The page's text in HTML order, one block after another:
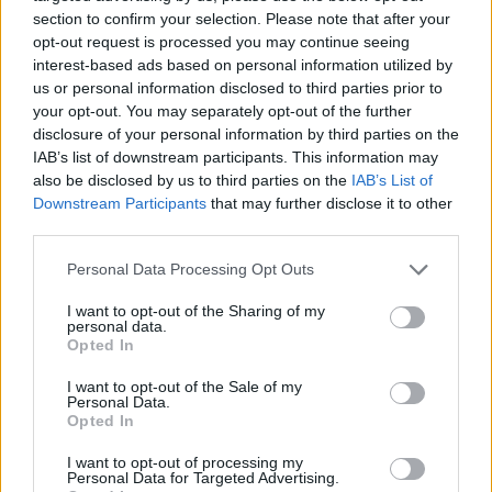
section to confirm your selection. Please note that after your
opt-out request is processed you may continue seeing
interest-based ads based on personal information utilized by
us or personal information disclosed to third parties prior to
your opt-out. You may separately opt-out of the further
disclosure of your personal information by third parties on the
IAB’s list of downstream participants. This information may
also be disclosed by us to third parties on the IAB’s List of
Downstream Participants that may further disclose it to other
Personal Data Processing Opt Outs
I want to opt-out of the Sharing of my
personal data.
Opted In
I want to opt-out of the Sale of my
Personal Data.
Opted In
I want to opt-out of processing my
Personal Data for Targeted Advertising.
flyttar in i Folkets
Hus
Under två dagar i
september samlas gamla
och nya spelkonsoler i
Åkersberga när Simon
Hammar ordnar spelevent
valkompass
Nu blir det enklare att ta
reda på vilket lokalt parti
som tycker mest som du
Sveriges snabbaste
Åkersberga
EM gav erfarenhet
som den stora vinsten efter